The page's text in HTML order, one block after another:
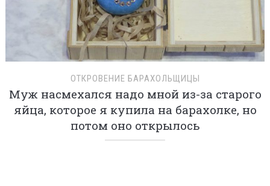
ОТКРОВЕНИЕ БАРАХОЛЬЩИЦЫ
Муж насмехался надо мной из-за старого
яйца, которое я купила на барахолке, но
потом оно открылось